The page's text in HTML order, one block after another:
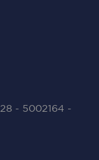
- 5002164 -